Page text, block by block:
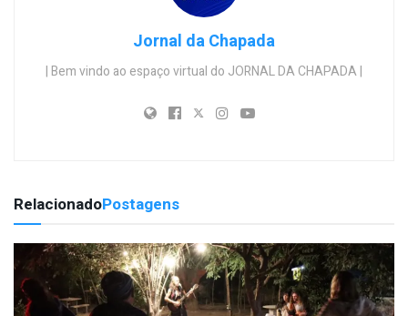
Jornal da Chapada
| Bem vindo ao espaço virtual do JORNAL DA CHAPADA |
RelacionadoPostagens